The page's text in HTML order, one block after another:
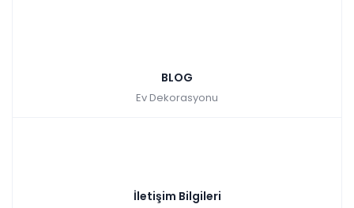
BLOG
Ev Dekorasyonu
İletişim Bilgileri